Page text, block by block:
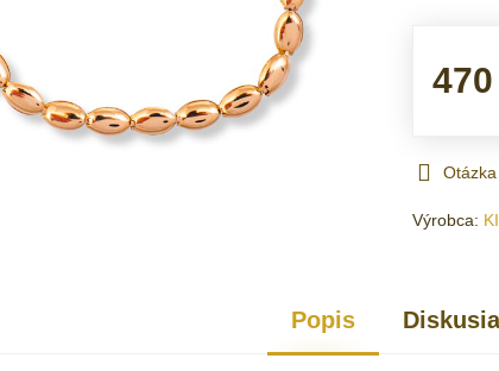
Výrobca:
Popis